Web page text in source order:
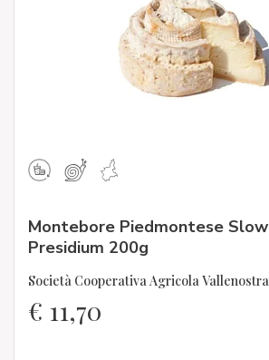
Montebore Piedmontese
Presidium 200g
Società Cooperativa Agricola Vallenostra
€ 11,70